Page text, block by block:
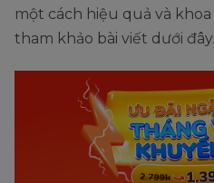
một cách hiệu quả và
tham khảo bài viết dưới đây.